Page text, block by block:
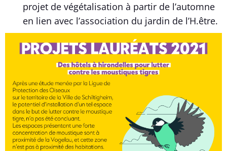
projet de végétalisation à partir de l’automne
en lien avec l’association du jardin de l’H.être.